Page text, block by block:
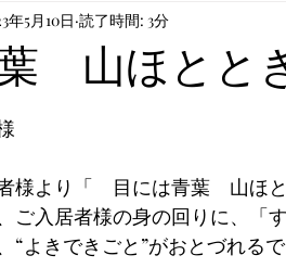
芸術
山ほとと
年5月10日 読了時間: 3分
様より「　目には青葉　山ほ
ご入居者様の身の回りに、「
“よきできごと”がおとづれる